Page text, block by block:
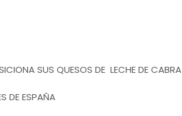
SUS QUESOS DE LECHE DE CABRA
DE ESPAÑA